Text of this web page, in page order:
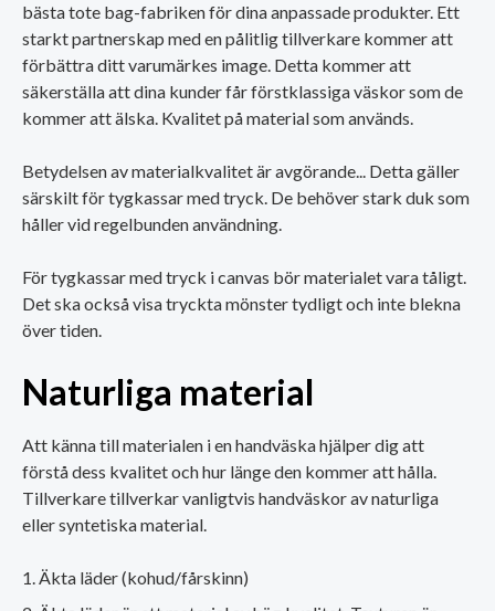
bästa tote bag-fabriken för dina anpassade produkter. Ett
starkt partnerskap med en pålitlig tillverkare kommer att
förbättra ditt varumärkes image. Detta kommer att
säkerställa att dina kunder får förstklassiga väskor som de
kommer att älska. Kvalitet på material som används.
Betydelsen av materialkvalitet är avgörande... Detta gäller
särskilt för tygkassar med tryck. De behöver stark duk som
håller vid regelbunden användning.
För tygkassar med tryck i canvas bör materialet vara tåligt.
Det ska också visa tryckta mönster tydligt och inte blekna
över tiden.
Naturliga material
Att känna till materialen i en handväska hjälper dig att
förstå dess kvalitet och hur länge den kommer att hålla.
Tillverkare tillverkar vanligtvis handväskor av naturliga
eller syntetiska material.
Äkta läder (kohud/fårskinn)